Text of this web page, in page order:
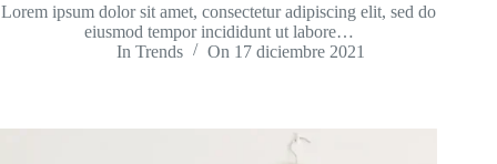
Lorem ipsum dolor sit amet, consectetur adipiscing elit, sed do
eiusmod tempor incididunt ut labore…
In Trends On 17 diciembre 2021